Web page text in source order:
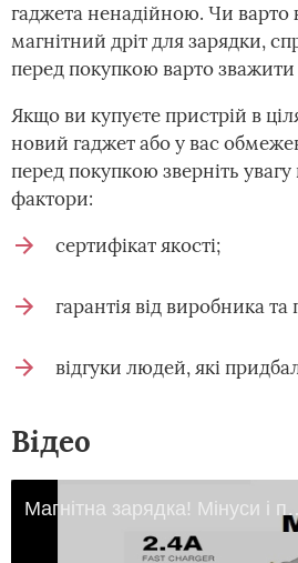
гаджета ненадійною. Чи варто
магнітний дріт для зарядки,
перед покупкою варто зважити
Якщо ви купуєте пристрій в
новий гаджет або у вас
перед покупкою зверніть увагу
фактори:
сертифікат якості;
гарантія від виробника та
відгуки людей, які
Відео
Магнітна